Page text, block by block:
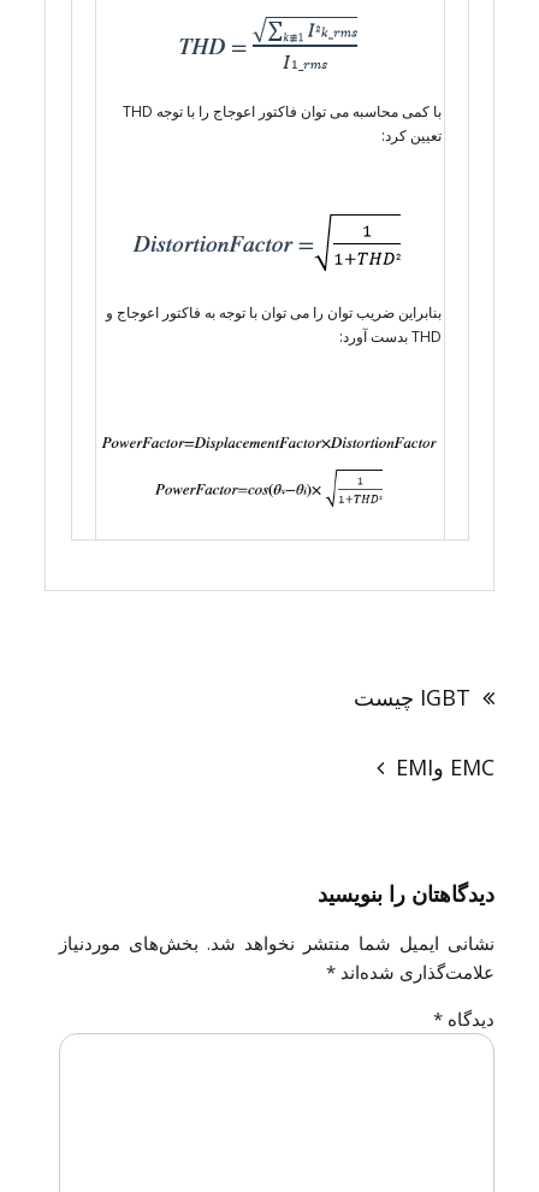
با کمی محاسبه می توان فاکتور اعوجاج را با توجه THD
تعیین کرد:
بنابراین ضریب توان را می توان با توجه به فاکتور اعوجاج و
THD بدست آورد:
IGBT چیست
EMC وEMI
دیدگاهتان را بنویسید
نشانی ایمیل شما منتشر نخواهد شد. بخش‌های موردنیاز
علامت‌گذاری شده‌اند*
دیدگاه*